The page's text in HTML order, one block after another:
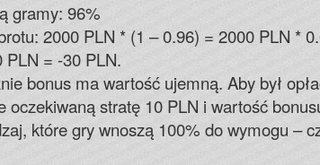
gramy: 96%
2000 PLN * (1 – 0.96) = 2000 PLN *
PLN = -30 PLN.
bonus ma wartość ujemną. Aby był
stratę 10 PLN i wartość
które gry wnoszą 100% do wymogu –